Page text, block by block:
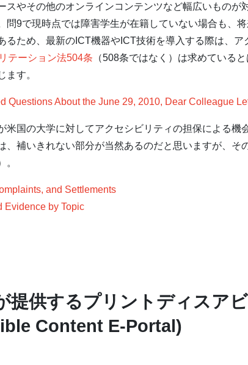
スやその他のオンラインコンテンツなど幅広いものが
問9で現時点では障害学生が在籍していない場合も、
るため、最新のICT機器やICT技術を導入する際は、ア
テーション法504条 （508条ではなく）は求めている
ます。
Questions About the June 29, 2010, Dear Colleague
国の大学に対してアクセシビリティの担保による機
、補いきれない部分が当然あるのだと思いますが、そ
。
and Settlements
Evidence by Topic
提供するプリントディスア
Content E-Portal)